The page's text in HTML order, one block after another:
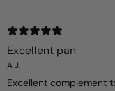
Excellent pan
A J.
Excellent complement